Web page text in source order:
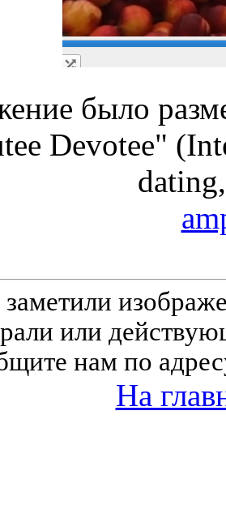
было
Devotee"
или
нам по
На